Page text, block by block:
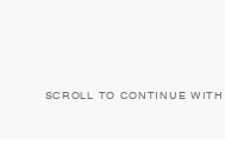
SCROLL TO CONTINUE